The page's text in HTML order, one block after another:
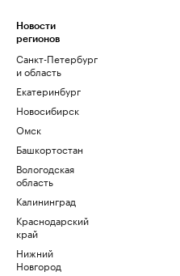
Новости
регионов
Санкт-Петербург
и область
Екатеринбург
Новосибирск
Омск
Башкортостан
Вологодская
область
Калининград
Краснодарский
край
Нижний
Новгород